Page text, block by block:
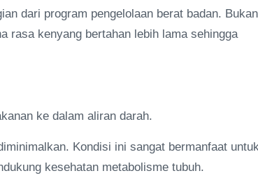
dari program pengelolaan berat badan. Bukan
rasa kenyang bertahan lebih lama sehingga
ke dalam aliran darah.
Kondisi ini sangat bermanfaat
kesehatan metabolisme tubuh.